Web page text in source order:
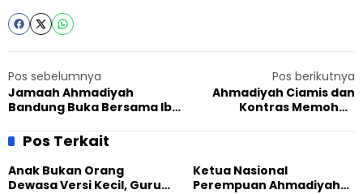
Pos sebelumnya
Jamaah Ahmadiyah
Bandung Buka Bersama Ibu
Pos berikutnya
Ahmadiyah Ciamis dan
Kontras Memohon
Pasca Pembukaan Segel
Pos Terkait
Anak Bukan Orang
Dewasa Versi Kecil, Guru
Ketua Nasional
Perempuan Ahmadiyah